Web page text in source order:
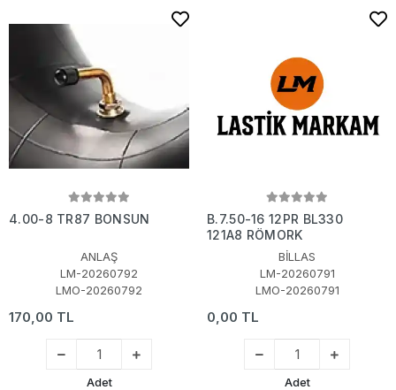
4.00-8 TR87 BONSUN
ANLAŞ
LM-20260792
LMO-20260792
170,00 TL
Adet
B.7.50-16 12PR BL330
121A8 RÖMORK
BİLLAS
LM-20260791
LMO-20260791
0,00 TL
Adet